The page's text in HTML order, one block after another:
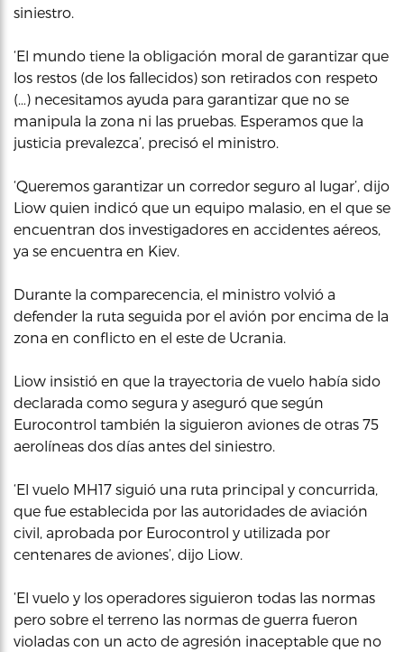
siniestro.
‘El mundo tiene la obligación moral de garantizar que
los restos (de los fallecidos) son retirados con respeto
(…) necesitamos ayuda para garantizar que no se
manipula la zona ni las pruebas. Esperamos que la
justicia prevalezca’, precisó el ministro.
‘Queremos garantizar un corredor seguro al lugar’, dijo
Liow quien indicó que un equipo malasio, en el que se
encuentran dos investigadores en accidentes aéreos,
ya se encuentra en Kiev.
Durante la comparecencia, el ministro volvió a
defender la ruta seguida por el avión por encima de la
zona en conflicto en el este de Ucrania.
Liow insistió en que la trayectoria de vuelo había sido
declarada como segura y aseguró que según
Eurocontrol también la siguieron aviones de otras 75
aerolíneas dos días antes del siniestro.
‘El vuelo MH17 siguió una ruta principal y concurrida,
que fue establecida por las autoridades de aviación
civil, aprobada por Eurocontrol y utilizada por
centenares de aviones’, dijo Liow.
‘El vuelo y los operadores siguieron todas las normas
pero sobre el terreno las normas de guerra fueron
violadas con un acto de agresión inaceptable que no